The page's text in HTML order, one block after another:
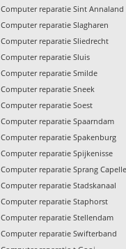
Computer reparatie Sint Annaland
Computer reparatie Slagharen
Computer reparatie Sliedrecht
Computer reparatie Sluis
Computer reparatie Smilde
Computer reparatie Sneek
Computer reparatie Soest
Computer reparatie Spaarndam
Computer reparatie Spakenburg
Computer reparatie Spijkenisse
Computer reparatie Sprang Capelle
Computer reparatie Stadskanaal
Computer reparatie Staphorst
Computer reparatie Stellendam
Computer reparatie Swifterband